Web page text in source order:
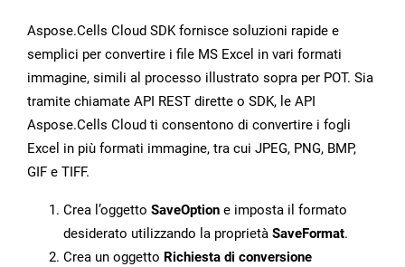
Aspose.Cells Cloud SDK fornisce soluzioni rapide e
semplici per convertire i file MS Excel in vari formati
immagine, simili al processo illustrato sopra per POT. Sia
tramite chiamate API REST dirette o SDK, le API
Aspose.Cells Cloud ti consentono di convertire i fogli
Excel in più formati immagine, tra cui JPEG, PNG, BMP,
GIF e TIFF.
Crea l’oggetto SaveOption e imposta il formato
desiderato utilizzando la proprietà SaveFormat.
Crea un oggetto Richiesta di conversione